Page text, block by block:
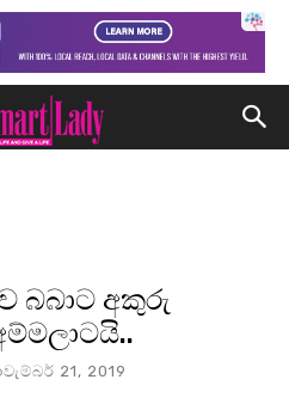
බබාට අකුරු
21, 2019